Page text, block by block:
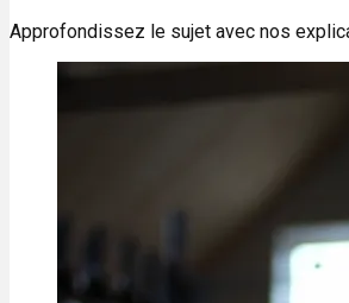
Approfondissez le sujet avec nos